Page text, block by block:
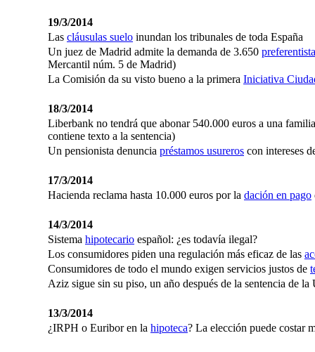
19/3/2014
Las cláusulas suelo inundan los tribunales de toda España
Un juez de Madrid admite la demanda de 3.650
Mercantil núm. 5 de Madrid)
La Comisión da su visto bueno a la primera Iniciativa
18/3/2014
Liberbank no tendrá que abonar 540.000 euros a una
contiene texto a la sentencia)
Un pensionista denuncia préstamos usureros con intereses
17/3/2014
Hacienda reclama hasta 10.000 euros por la dación en pago
14/3/2014
Sistema hipotecario español: ¿es todavía ilegal?
Los consumidores piden una regulación más eficaz de las
Consumidores de todo el mundo exigen servicios justos de
Aziz sigue sin su piso, un año después de la sentencia de
13/3/2014
¿IRPH o Euribor en la hipoteca? La elección puede costar